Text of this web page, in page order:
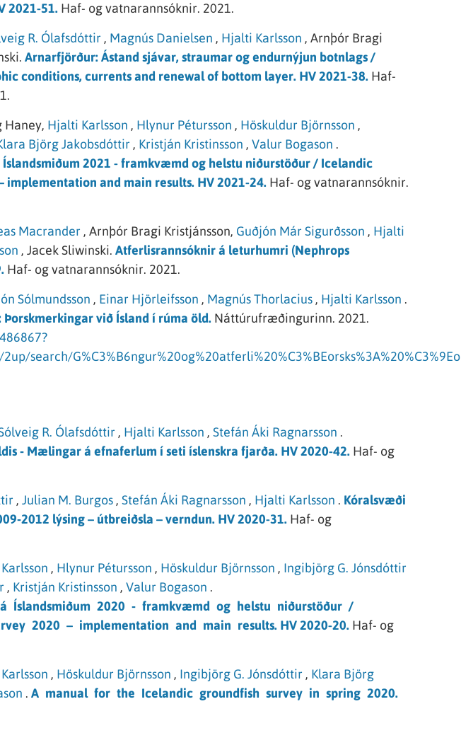
2021-51. Haf- og vatnarannsóknir. 2021.
R. Ólafsdóttir , Magnús Danielsen , Hjalti Karlsson , Arnþór Bragi
Arnarfjörður: Ástand sjávar, straumar og endurnýjun botnlags /
conditions, currents and renewal of bottom layer. HV 2021-38. Haf-
Haney, Hjalti Karlsson , Hlynur Pétursson , Höskuldur Björnsson ,
Björg Jakobsdóttir , Kristján Kristinsson , Valur Bogason .
2021 - framkvæmd og helstu niðurstöður / Icelandic
implementation and main results. HV 2021-24. Haf- og vatnarannsóknir.
Macrander , Arnþór Bragi Kristjánsson, Guðjón Már Sigurðsson , Hjalti
, Jacek Sliwinski. Atferlisrannsóknir á leturhumri (Nephrops
Haf- og vatnarannsóknir. 2021.
Sólmundsson , Einar Hjörleifsson , Magnús Thorlacius , Hjalti Karlsson .
við Ísland í rúma öld. Náttúrufræðingurinn. 2021.
search/
R. Ólafsdóttir , Hjalti Karlsson , Stefán Áki Ragnarsson .
‐ Mælingar á efnaferlum í seti íslenskra fjarða. HV 2020-42. Haf- og
, Julian M. Burgos , Stefán Áki Ragnarsson , Hjalti Karlsson . Kóralsvæði
lýsing – útbreiðsla – verndun. HV 2020-31. Haf- og
, Hlynur Pétursson , Höskuldur Björnsson , Ingibjörg G. Jónsdóttir
, Kristján Kristinsson , Valur Bogason .
Íslandsmiðum 2020 ‐ framkvæmd og helstu niðurstöður /
2020 – implementation and main results. HV 2020-20. Haf- og
, Höskuldur Björnsson , Ingibjörg G. Jónsdóttir , Klara Björg
. A manual for the Icelandic groundfish survey in spring 2020.